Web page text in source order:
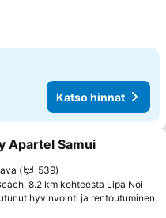
Katso hinnat
suosikkeihin
Apartel Samui
539
8.2 km kohteesta Lipa Noi
hyvinvointi ja rentoutuminen